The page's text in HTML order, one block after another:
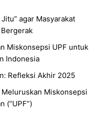
agar Masyarakat
Miskonsepsi UPF untuk
Indonesia
Refleksi Akhir 2025
Miskonsepsi
(“UPF”)